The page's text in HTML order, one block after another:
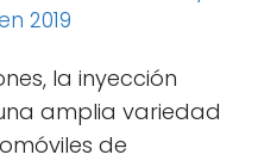
2019
la inyección
amplia variedad
de